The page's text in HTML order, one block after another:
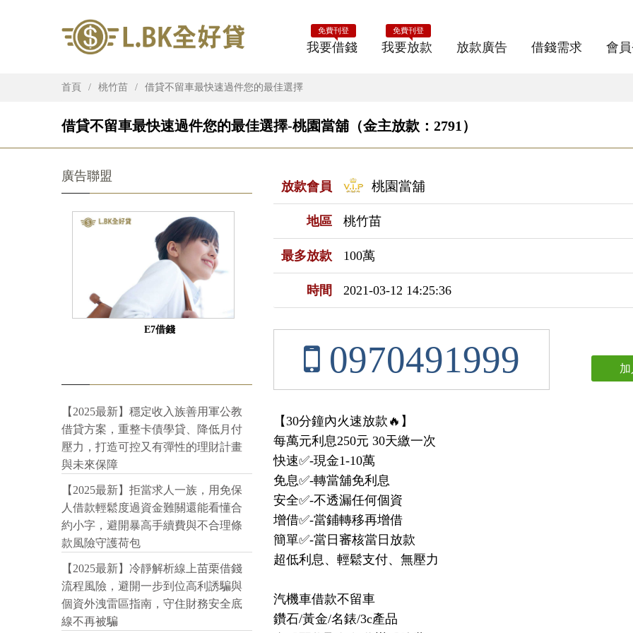
我要借錢
免費刊登
我要放款
免費刊登
放款廣告 借錢需求 會
首頁 桃竹苗 借貸不留車最快速過件您的最佳選擇
借貸不留車最快速過件您的最佳選擇-桃園當舖（金主放款：2791）
放款會員 桃園當舖
地區 桃竹苗
最多放款 100萬
時間 2021-03-12 14:25:36
0970491999
【30分鐘內火速放款🔥】
每萬元利息250元 30天繳一次
快速✅-現金1-10萬
免息✅-轉當舖免利息
安全✅-不透漏任何個資
增借✅-當鋪轉移再增借
簡單✅-當日審核當日放款
超低利息、輕鬆支付、無壓力
汽機車借款不留車
鑽石/黃金/名錶/3c產品
廣告聯盟
E7借錢
【2025最新】穩定收入族善用軍公教
借貸方案，重整卡債學貸、降低月付
壓力，打造可控又有彈性的理財計畫
與未來保障
【2025最新】拒當求人一族，用免保
人借款輕鬆度過資金難關還能看懂合
約小字，避開暴高手續費與不合理條
款風險守護荷包
【2025最新】冷靜解析線上苗栗借錢
流程風險，避開一步到位高利誘騙與
個資外洩雷區指南，守住財務安全底
線不再被騙